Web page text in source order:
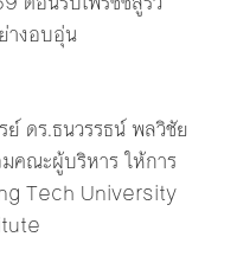
างอบอุ่น
ย์ ดร.ธนวรรธน์ พลวิชัย
คณะผู้บริหาร ให้การ
Tech University